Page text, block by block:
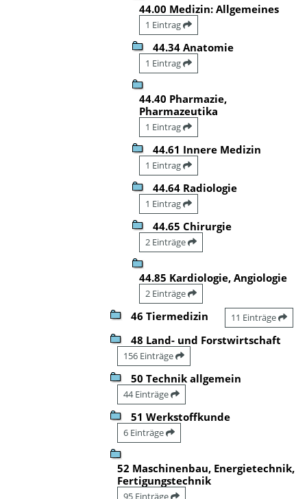
44.00 Medizin: Allgemeines
1 Eintrag
44.34 Anatomie
1 Eintrag
44.40 Pharmazie,
Pharmazeutika
1 Eintrag
44.61 Innere Medizin
1 Eintrag
44.64 Radiologie
1 Eintrag
44.65 Chirurgie
2 Einträge
44.85 Kardiologie, Angiologie
2 Einträge
46 Tiermedizin 11 Einträge
48 Land- und Forstwirtschaft
156 Einträge
50 Technik allgemein
44 Einträge
51 Werkstoffkunde
6 Einträge
52 Maschinenbau, Energietechnik,
Fertigungstechnik
95 Einträge